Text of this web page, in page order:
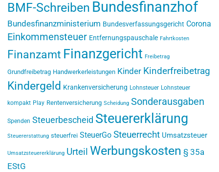
BMF-Schreiben Bundesfinanzhof
Bundesfinanzministerium Bundesverfassungsgericht Corona
Einkommensteuer Entfernungspauschale Fahrtkosten
Finanzamt Finanzgericht Freibetrag
Grundfreibetrag Handwerkerleistungen Kinder Kinderfreibetrag
Kindergeld Krankenversicherung Lohnsteuer Lohnsteuer
kompakt Play Rentenversicherung Scheidung Sonderausgaben
Spenden Steuerbescheid Steuererklärung
Steuererstattung steuerfrei SteuerGo Steuerrecht Umsatzsteuer
Umsatzsteuererklärung Urteil Werbungskosten § 35a
EStG